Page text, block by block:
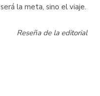
la meta, sino el viaje.
Reseña de la editorial